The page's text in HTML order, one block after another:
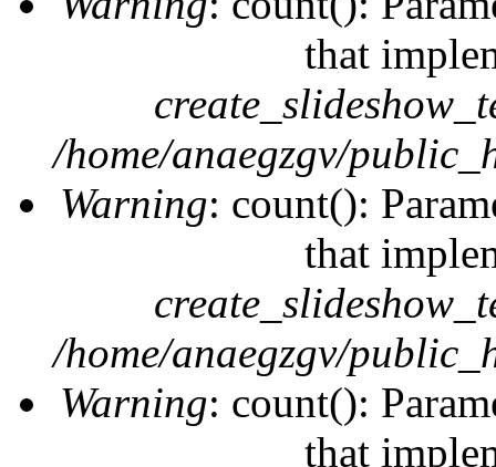
that
/home/anaegzgv/
Warning: count():
that
/home/anaegzgv/
Warning: count():
that